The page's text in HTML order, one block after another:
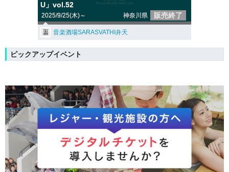
U」vol.52
2025/9/25(木)～ 神奈川県 販売終了
音楽酒場SARASVATHI弁天
ピックアップイベント